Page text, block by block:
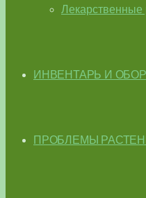
Лекарственные
ИНВЕНТАРЬ И
ПРОБЛЕМЫ